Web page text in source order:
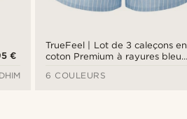
€
TrueFeel | Lot de 3 caleçons en
coton Premium à rayures bleu
6 COULEURS